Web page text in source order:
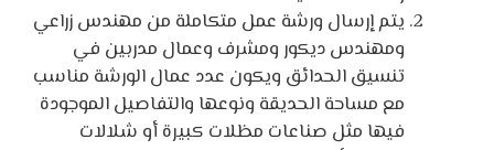
يتم إرسال ورشة عمل متكاملة من مهندس زراعي
ومهندس ديكور ومشرف وعمال مدربين في
تنسيق الحدائق ويكون عدد عمال الورشة مناسب
مع مساحة الحديقة ونوعها والتفاصيل الموجودة
فيها مثل صناعات مظلات كبيرة أو شلالات